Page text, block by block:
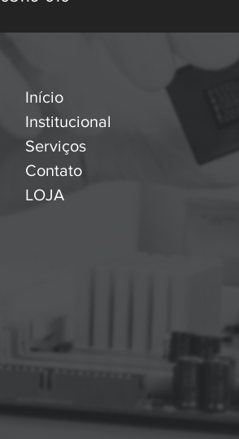
Início
Institucional
Serviços
Contato
LOJA